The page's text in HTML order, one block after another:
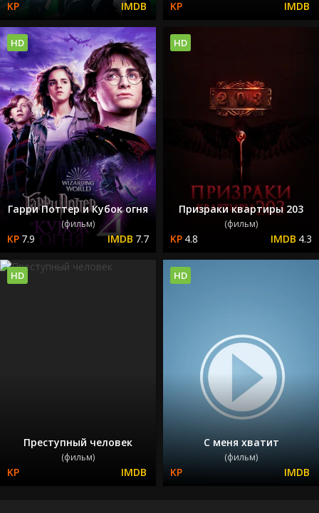
Гарри Поттер и Кубок огня
(фильм)
7.9 7.7
HD
Призраки квартиры 203
(фильм)
4.8 4.3
HD
Преступный человек
(фильм)
HD
С меня хватит
(фильм)
HD